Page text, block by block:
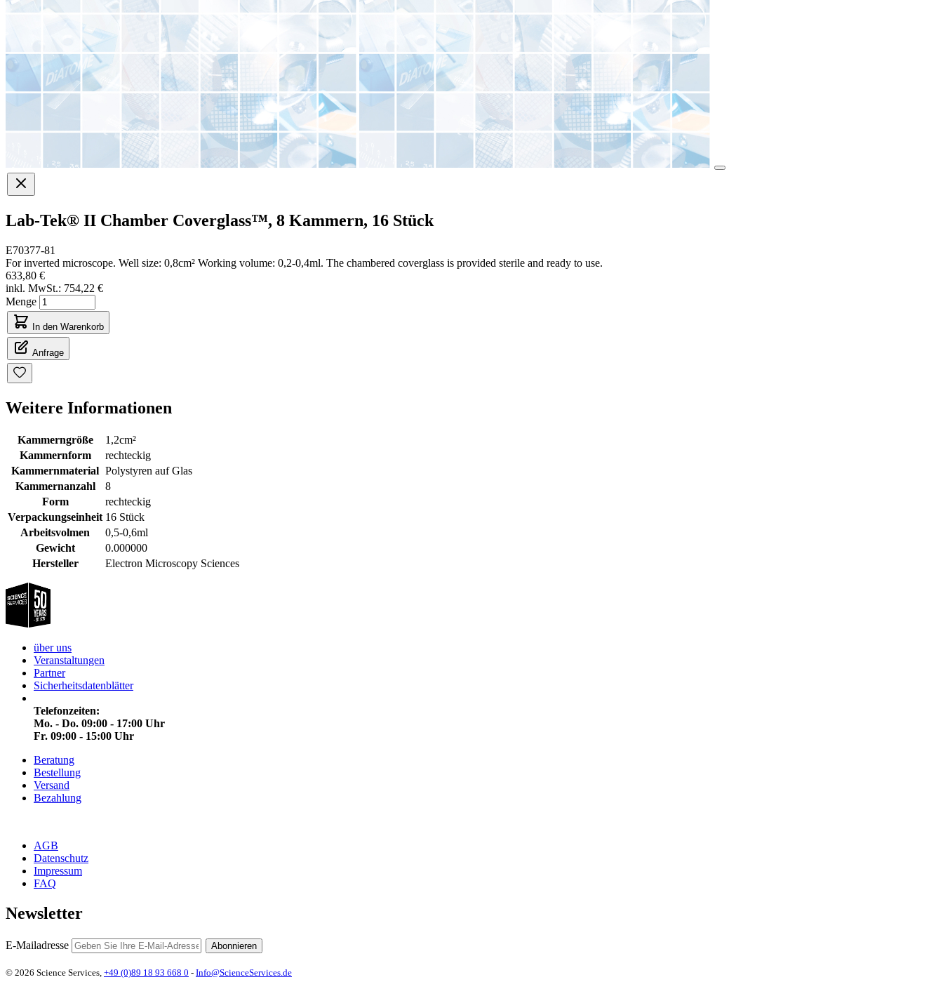
Lab-Tek® II Chamber Coverglass™, 8 Kammern, 16 Stück
E70377-81
For inverted microscope. Well size: 0,8cm² Working volume: 0,2-0,4ml. The chambered coverglass is provided sterile and ready to use.
633,80 €
inkl. MwSt.: 754,22 €
Menge
In den Warenkorb
Anfrage
Weitere Informationen
Kammerngröße
1,2cm²
Kammernform
rechteckig
Kammernmaterial Polystyren auf Glas
Kammernanzahl
8
Form
rechteckig
Verpackungseinheit 16 Stück
Arbeitsvolmen
0,5-0,6ml
Gewicht
0.000000
Hersteller
Electron Microscopy Sciences
über uns
Veranstaltungen
Partner
Sicherheitsdatenblätter
Telefonzeiten:
Mo. - Do. 09:00 - 17:00 Uhr
Fr. 09:00 - 15:00 Uhr
Beratung
Bestellung
Versand
Bezahlung
AGB
Datenschutz
Impressum
FAQ
Newsletter
E-Mailadresse Abonnieren
© 2026 Science Services, +49 (0)89 18 93 668 0 - Info@ScienceServices.de